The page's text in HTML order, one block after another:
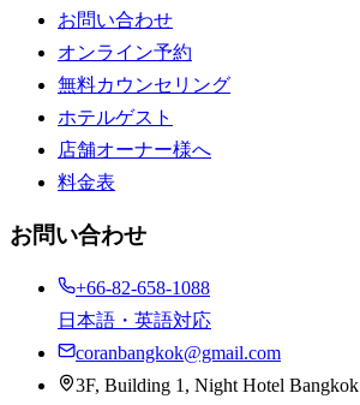
お問い合わせ
オンライン予約
無料カウンセリング
ホテルゲスト
店舗オーナー様へ
料金表
お問い合わせ
+66-82-658-1088
日本語・英語対応
coranbangkok@gmail.com
3F, Building 1, Night Hotel Bangkok